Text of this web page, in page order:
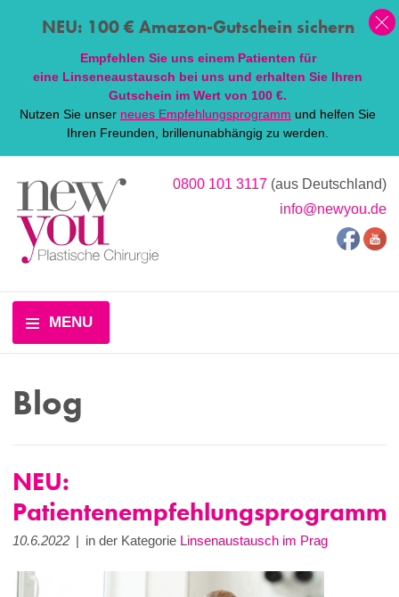
NEU: 100 € Amazon-Gutschein sichern
Empfehlen Sie uns einem Patienten für
eine Linseneaustausch bei uns und erhalten Sie Ihren
Gutschein im Wert von 100 €.
Nutzen Sie unser neues Empfehlungsprogramm und helfen Sie
Ihren Freunden, brillenunabhängig zu werden.
0800 101 3117 (aus Deutschland)
info@newyou.de
MENU
Blog
NEU:
Patientenempfehlungsprogramm
10.6.2022 | in der Kategorie Linsenaustausch im Prag